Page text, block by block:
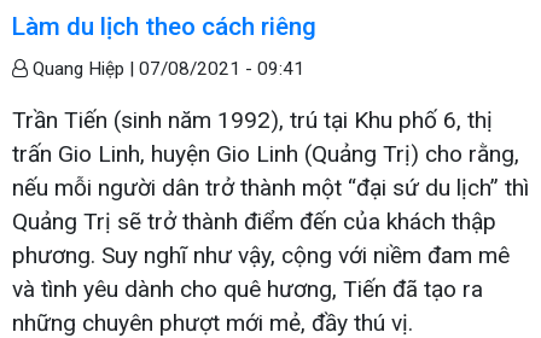
Làm du lịch theo cách riêng
Quang Hiệp | 07/08/2021 - 09:41
Trần Tiến (sinh năm 1992), trú tại Khu phố 6, thị
trấn Gio Linh, huyện Gio Linh (Quảng Trị) cho rằng,
nếu mỗi người dân trở thành một “đại sứ du lịch” thì
Quảng Trị sẽ trở thành điểm đến của khách thập
phương. Suy nghĩ như vậy, cộng với niềm đam mê
và tình yêu dành cho quê hương, Tiến đã tạo ra
những chuyên phượt mới mẻ, đầy thú vị.